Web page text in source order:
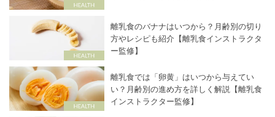
離乳食のバナナはいつから？月齢別の切り
方やレシピも紹介【離乳食インストラクタ
ー監修】
離乳食では「卵黄」はいつから与えてい
い？月齢別の進め方を詳しく解説【離乳食
インストラクター監修】